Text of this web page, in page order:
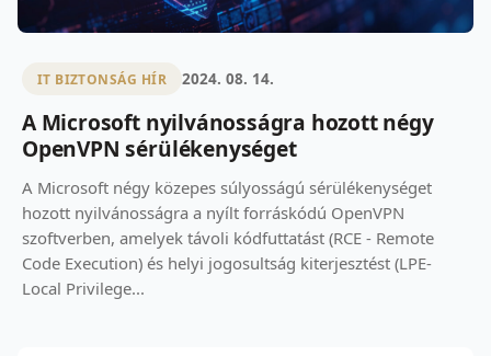
IT BIZTONSÁG HÍR 2024. 08. 14.
A Microsoft nyilvánosságra hozott négy
OpenVPN sérülékenységet
A Microsoft négy közepes súlyosságú sérülékenységet
hozott nyilvánosságra a nyílt forráskódú OpenVPN
szoftverben, amelyek távoli kódfuttatást (RCE - Remote
Code Execution) és helyi jogosultság kiterjesztést (LPE-
Local Privilege...